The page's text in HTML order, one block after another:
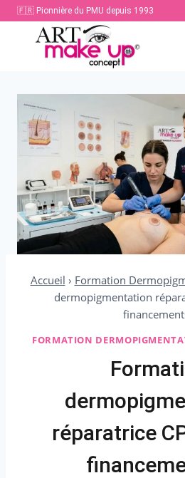
Aller
contenu
🇫🇷 Pionnière du PMU depuis 1993
Accueil › Formation
dermopigmentation
FORMATION
réparatrice